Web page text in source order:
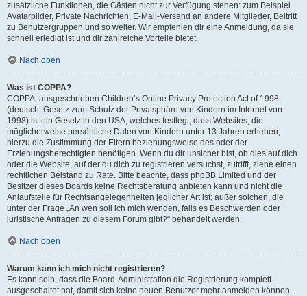
zusätzliche Funktionen, die Gästen nicht zur Verfügung stehen: zum Beispiel
Avatarbilder, Private Nachrichten, E-Mail-Versand an andere Mitglieder, Beitritt
zu Benutzergruppen und so weiter. Wir empfehlen dir eine Anmeldung, da sie
schnell erledigt ist und dir zahlreiche Vorteile bietet.
Nach oben
Was ist COPPA?
COPPA, ausgeschrieben Children’s Online Privacy Protection Act of 1998
(deutsch: Gesetz zum Schutz der Privatsphäre von Kindern im Internet von
1998) ist ein Gesetz in den USA, welches festlegt, dass Websites, die
möglicherweise persönliche Daten von Kindern unter 13 Jahren erheben,
hierzu die Zustimmung der Eltern beziehungsweise des oder der
Erziehungsberechtigten benötigen. Wenn du dir unsicher bist, ob dies auf dich
oder die Website, auf der du dich zu registrieren versuchst, zutrifft, ziehe einen
rechtlichen Beistand zu Rate. Bitte beachte, dass phpBB Limited und der
Besitzer dieses Boards keine Rechtsberatung anbieten kann und nicht die
Anlaufstelle für Rechtsangelegenheiten jeglicher Art ist; außer solchen, die
unter der Frage „An wen soll ich mich wenden, falls es Beschwerden oder
juristische Anfragen zu diesem Forum gibt?“ behandelt werden.
Nach oben
Warum kann ich mich nicht registrieren?
Es kann sein, dass die Board-Administration die Registrierung komplett
ausgeschaltet hat, damit sich keine neuen Benutzer mehr anmelden können.